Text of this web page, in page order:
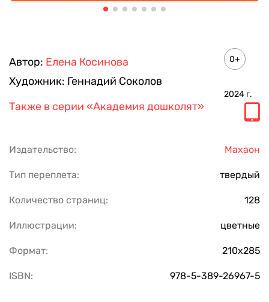
Автор: Елена Косинова
Художник: Геннадий Соколов
0+
2024 г.
Также в серии «Академия дошколят»
Издательство: Махаон
Тип переплета: твердый
Количество страниц: 128
Иллюстрации: цветные
Формат: 210х285
ISBN: 978-5-389-26967-5